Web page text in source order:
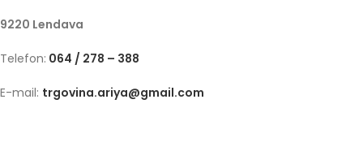
9220 Lendava
Telefon: 064 / 278 – 388
E-mail: trgovina.ariya@gmail.com